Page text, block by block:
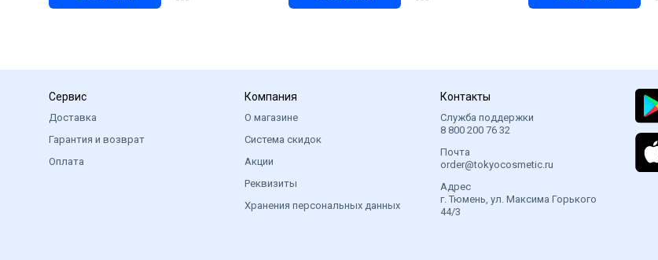
Сервис
Доставка
Гарантия и возврат
Оплата
Компания
О магазине
Система скидок
Акции
Реквизиты
Хранения персональных данных
Контакты
Служба поддержки
8 800 200 76 32
Почта
order@tokyocosmetic.ru
Адрес
г. Тюмень, ул. Максима Горького
44/3